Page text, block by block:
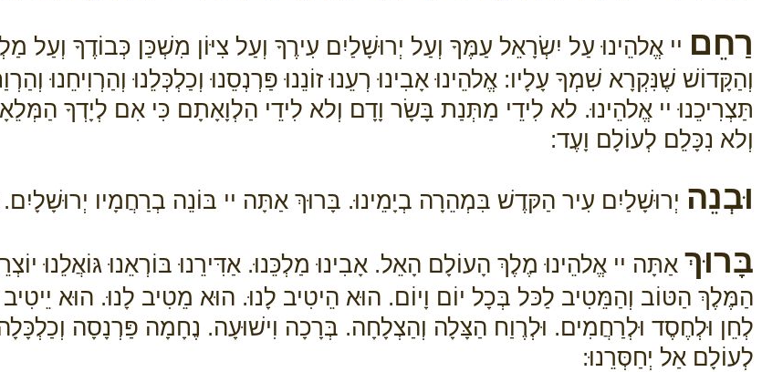
רַחֵם יי אֱלהֵינוּ עַל יִשְׂרָאֵל עַמֶּךָ וְעַל יְרוּשָׁלַיִם עִירֶךָ וְעַל צִיּוֹן מִשְׁכַּן כְּבוֹדֶךָ וְעַל
וְהַקָּדוֹשׁ שֶׁנִּקְרָא שִׁמְךָ עָלָיו: אֱלהֵינוּ אָבִינוּ רְעֵנוּ זוֹנֵנוּ פַּרְנְסֵנוּ וְכַלְכְּלֵנוּ וְהַרְוִיחֵנוּ
תַּצְרִיכֵנוּ יי אֱלהֵינוּ. לא לִידֵי מַתְּנַת בָּשָׂר וָדָם וְלא לִידֵי הַלְוָאָתָם כִּי אִם לְיָדְךָ
וְלא נִכָּלֵם לְעוֹלָם וָעֶד:
וּבְנֵה יְרוּשָׁלַיִם עִיר הַקּדֶשׁ בִּמְהֵרָה בְיָמֵינוּ. בָּרוּךְ אַתָּה יי בּוֹנֵה בְרַחֲמָיו
בָּרוּךְ אַתָּה יי אֱלהֵינוּ מֶלֶךְ הָעוֹלָם הָאֵל. אָבִינוּ מַלְכֵּנוּ. אַדִּירֵנוּ בּוֹרְאֵנוּ גּוֹאֲלֵנוּ
הַמֶּלֶךְ הַטּוֹב וְהַמֵּטִיב לַכּל בְּכָל יוֹם וָיוֹם. הוּא הֵיטִיב לָנוּ. הוּא מֵטִיב לָנוּ. הוּא
לְחֵן וּלְחֶסֶד וּלְרַחֲמִים. וּלְרֶוַח הַצָּלָה וְהַצְלָחָה. בְּרָכָה וִישׁוּעָה. נֶחָמָה פַּרְנָסָה
לְעוֹלָם אַל יְחַסְּרֵנוּ: